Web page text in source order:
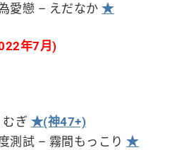
愛戀 – えだなか★
年7月)
ぎ ★(神47+)
測試 – 霧間もっこり★